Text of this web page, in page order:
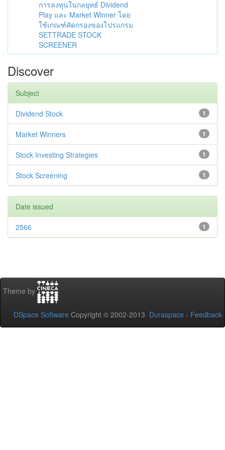
การลงทุนในกลยุทธ์ Dividend
Play และ Market Winner โดย
ใช้เกณฑ์คัดกรองของโปรแกรม
SETTRADE STOCK
SCREENER
Discover
Subject
1
Dividend Stock
1
Market Winners
1
Stock Investing Strategies
1
Stock Screening
Date issued
1
2566
Theme by
DSpace Software Copyright © 2002-2013 Duraspace - Feedback